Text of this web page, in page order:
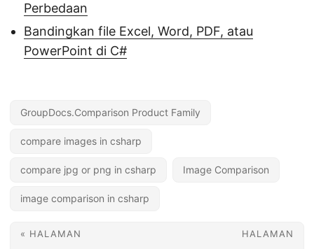
Perbedaan
Bandingkan file Excel, Word, PDF, atau
PowerPoint di C#
GroupDocs.Comparison Product Family
compare images in csharp
compare jpg or png in csharp Image Comparison
image comparison in csharp
« HALAMAN
HALAMAN